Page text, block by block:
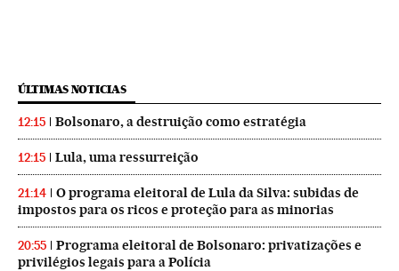
ÚLTIMAS NOTICIAS
12:15 Bolsonaro, a destruição como estratégia
12:15 Lula, uma ressurreição
21:14
O programa eleitoral de Lula da Silva: subidas de
impostos para os ricos e proteção para as minorias
20:55
Programa eleitoral de Bolsonaro: privatizações e
privilégios legais para a Polícia